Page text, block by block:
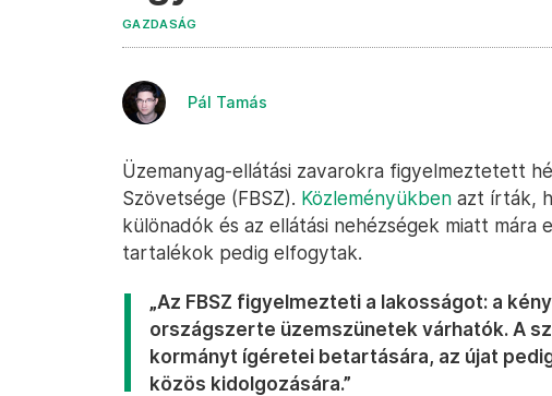
GAZDASÁG
Pál Tamás
Üzemanyag-ellátási zavarokra figyelmeztetett
Szövetsége (FBSZ). Közleményükben azt írták,
különadók és az ellátási nehézségek miatt mára
tartalékok pedig elfogytak.
„Az FBSZ figyelmezteti a lakosságot: a
országszerte üzemszünetek várhatók. A
kormányt ígéretei betartására, az újat
közös kidolgozására.”